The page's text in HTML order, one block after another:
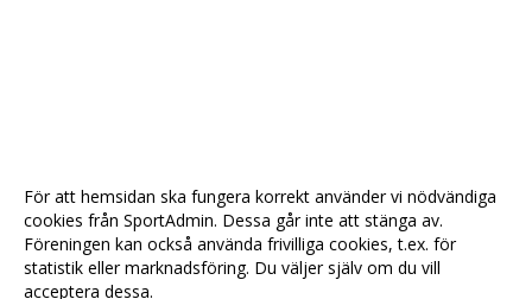
För att hemsidan ska fungera korrekt använder vi nödvändiga
cookies från SportAdmin. Dessa går inte att stänga av.
Föreningen kan också använda frivilliga cookies, t.ex. för
statistik eller marknadsföring. Du väljer själv om du vill
acceptera dessa.